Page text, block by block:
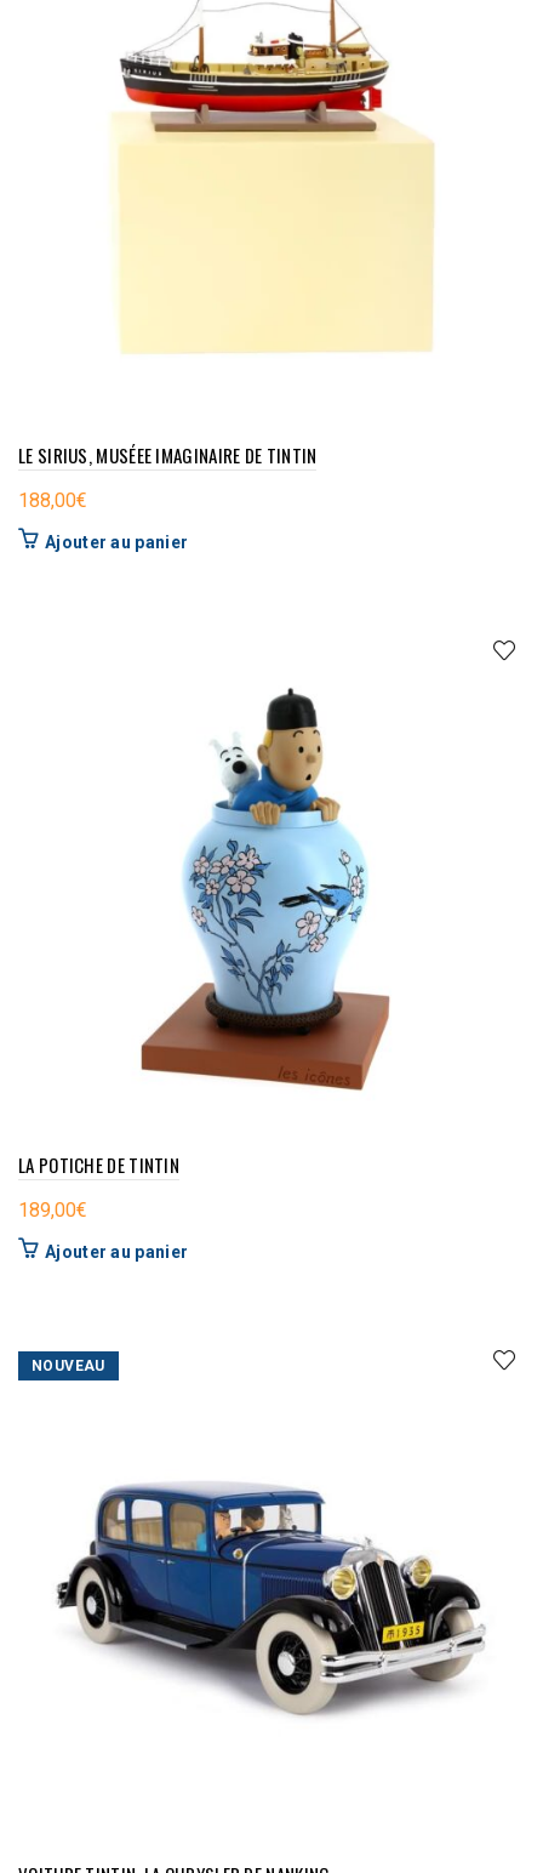
LE SIRIUS, MUSÉEE IMAGINAIRE DE TINTIN
188,00€
Ajouter au panier
LA POTICHE DE TINTIN
189,00€
Ajouter au panier
NOUVEAU